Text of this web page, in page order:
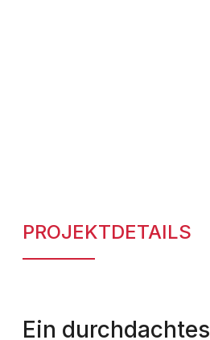
PROJEKTDETAILS
Ein durchdachtes